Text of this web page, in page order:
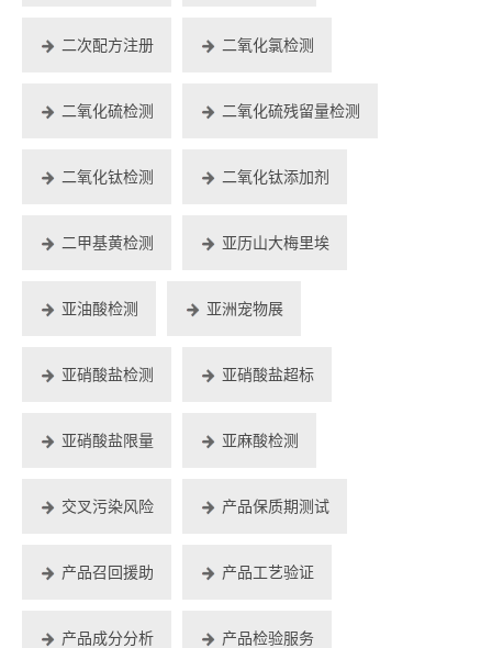
二次配方注册 二氧化氯检测
二氧化硫检测 二氧化硫残留量检测
二氧化钛检测 二氧化钛添加剂
二甲基黄检测 亚历山大梅里埃
亚油酸检测 亚洲宠物展
亚硝酸盐检测 亚硝酸盐超标
亚硝酸盐限量 亚麻酸检测
交叉污染风险 产品保质期测试
产品召回援助 产品工艺验证
产品成分分析 产品检验服务